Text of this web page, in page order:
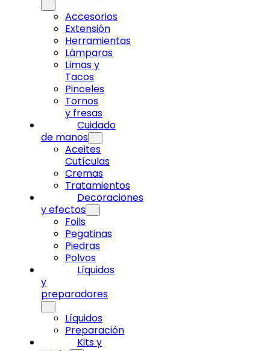
Accesorios
Extensión
Herramientas
Lámparas
Limas y
Tacos
Pinceles
Tornos
y fresas
Cuidado
de manos
Aceites
Cutículas
Cremas
Tratamientos
Decoraciones
y efectos
Foils
Pegatinas
Piedras
Polvos
Líquidos
y
preparadores
Líquidos
Preparación
Kits y